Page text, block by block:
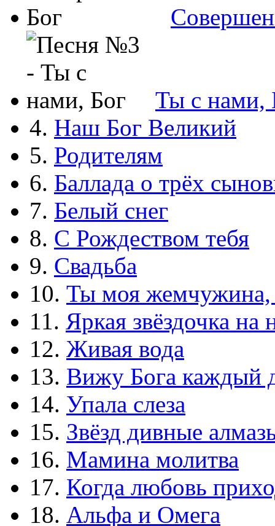
Ты с нами,
4. Наш Бог Великий
5. Родителям
6. Баллада о трёх
7. Белый снег
8. С Рождеством тебя
9. Свадьба
10. Ты моя жемчужина,
11. Яркая звёздочка на
12. Живая вода
13. Вижу Бога каждый
14. Упала слеза
15. Звёзд дивные
16. Мамина молитва
17. Когда любовь
18. Альфа и Омега